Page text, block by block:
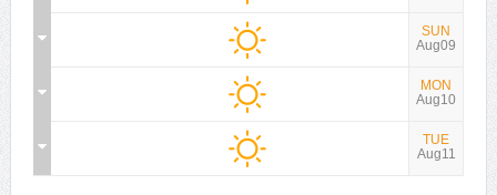
SUN
Aug09
MON
Aug10
TUE
Aug11